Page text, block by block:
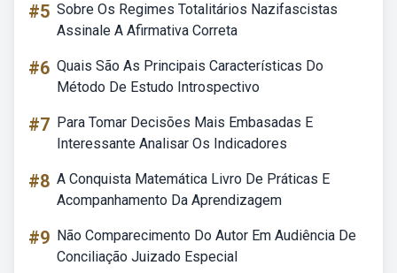
#5 Sobre Os Regimes Totalitários Nazifascistas
Assinale A Afirmativa Correta
#6 Quais São As Principais Características Do
Método De Estudo Introspectivo
#7 Para Tomar Decisões Mais Embasadas E
Interessante Analisar Os Indicadores
#8 A Conquista Matemática Livro De Práticas E
Acompanhamento Da Aprendizagem
#9 Não Comparecimento Do Autor Em Audiência De
Conciliação Juizado Especial